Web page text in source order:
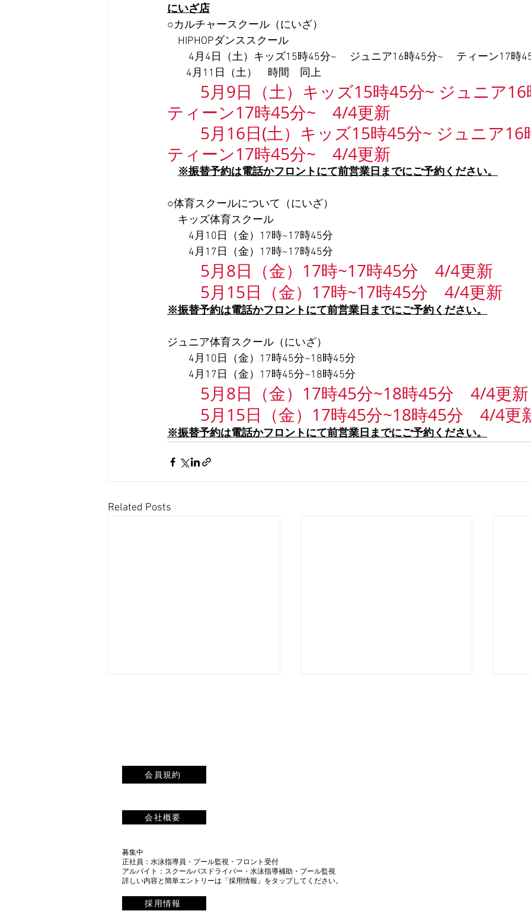
にいざ店
○カルチャースクール（にいざ）
HIPHOPダンススクール
4月4日（土）キッズ15時45分~ 　ジュニア16時45分~　 ティーン17時
        4月11日（土）　時間　同上
5月9日（土）キッズ15時45分~ ジュニア
ティーン17時45分~　4/4更新
        5月16日(土）
キッズ15時45分~ ジュニア
ティーン17時45分~　4/4更新
※振替予約は電話かフロントにて前営業日までにご予約ください。
○体育スクールについて（にいざ）
キッズ体育スクール
4月10日（金）17時~17時45分
4月17日（金）17時~17時45分
5月8日（金）17時~17時45分　4/4更新
5月15日（金）17時~17時45分　4/4更新
※振替予約は電話かフロントにて前営業日までにご予約ください。
ジュニア体育スクール（にいざ）
4月10日（金）17時45分~18時45分
4月17日（金）17時45分~18時45分
5月8日（金）17時45分~18時45分　4/4更新
5月15日（金）17時45分~18時45分　4/4更
※振替予約は電話かフロントにて前営業日までにご予約ください。
Related Posts
気はなぜ泳ぎの基礎になるの
か
会員規約
会社概要
募集中
正社員：水泳指導員・プール監視・フロント受付
​アルバイト：スクールバスドライバー・水泳指導補助・プール監視
​詳しい内容と簡単エントリーは「採用情報」をタップしてください。
採用情報